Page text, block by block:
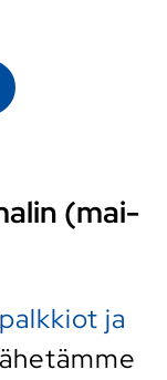
(mai-
palkkiot ja